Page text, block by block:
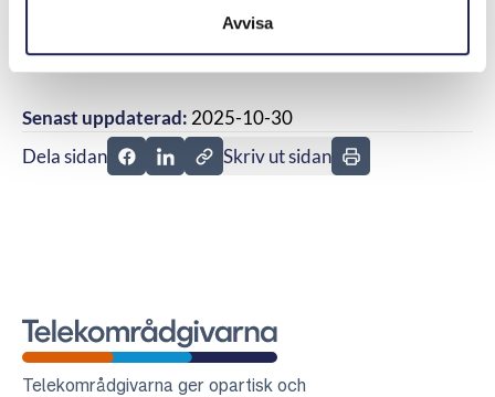
Avvisa
därför rätt att frånträda avtalet med hänvisning till
ångerrätten.
Senast uppdaterad: 2025-10-30
Dela sidan
Dela sidan på Facebook
Dela sidan på Linkedin
Skriv ut sidan
Telekområdgivarna
Telekområdgivarna ger opartisk och